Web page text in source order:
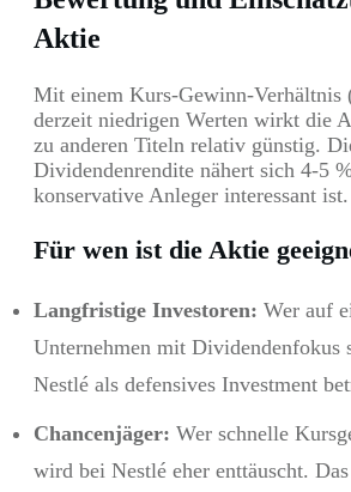
Aktie
Mit einem Kurs-Gewinn-Verhältnis
derzeit niedrigen Werten wirkt die
zu anderen Titeln relativ günstig.
Dividendenrendite nähert sich 4-5
konservative Anleger interessant ist.
Für wen ist die Aktie
Langfristige Investoren: Wer auf
Unternehmen mit Dividendenfokus
Nestlé als defensives Investment
Chancenjäger: Wer schnelle
wird bei Nestlé eher enttäuscht.